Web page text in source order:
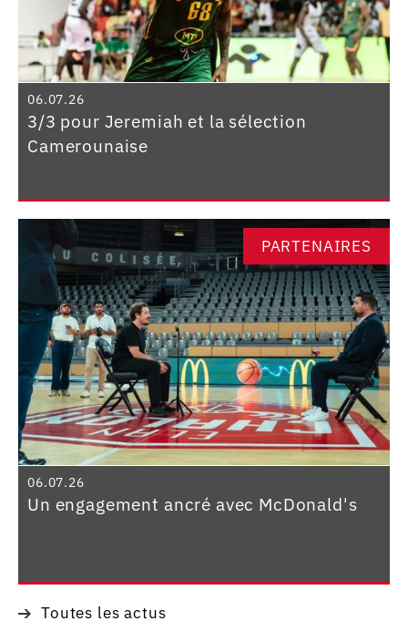
06.07.26
3/3 pour Jeremiah et la sélection
Camerounaise
PARTENAIRES
06.07.26
Un engagement ancré avec McDonald's
Toutes les actus